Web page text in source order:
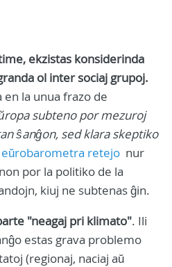
ekzistas konsiderinda
ol inter sociaj grupoj.
la unua frazo de
subteno por mezuroj
ŝanĝon, sed klara skeptiko
eŭrobarometra retejo nur
por la politiko de la
kiuj ne subtenas ĝin.
"neagaj pri klimato". Ili
estas grava problemo
(regionaj, naciaj aŭ